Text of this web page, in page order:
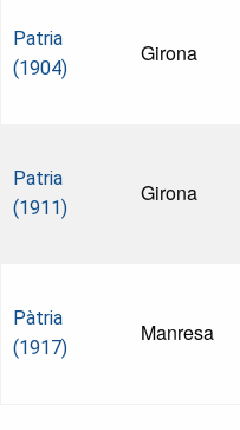
Patria
(1904)
Girona
Patria
(1911)
Girona
Pàtria
(1917)
Manresa